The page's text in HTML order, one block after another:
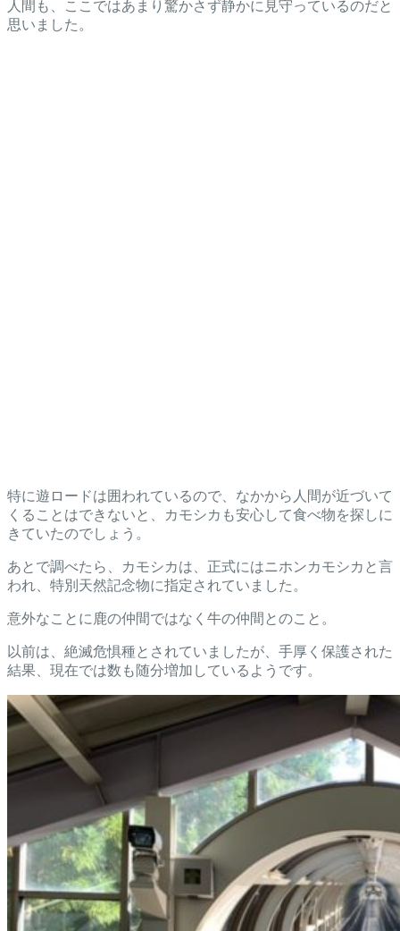
人間も、ここではあまり驚かさず静かに見守っているのだと
思いました。
特に遊ロードは囲われているので、なかから人間が近づいて
くることはできないと、カモシカも安心して食べ物を探しに
きていたのでしょう。
あとで調べたら、カモシカは、正式にはニホンカモシカと言
われ、特別天然記念物に指定されていました。
意外なことに鹿の仲間ではなく牛の仲間とのこと。
以前は、絶滅危惧種とされていましたが、手厚く保護された
結果、現在では数も随分増加しているようです。